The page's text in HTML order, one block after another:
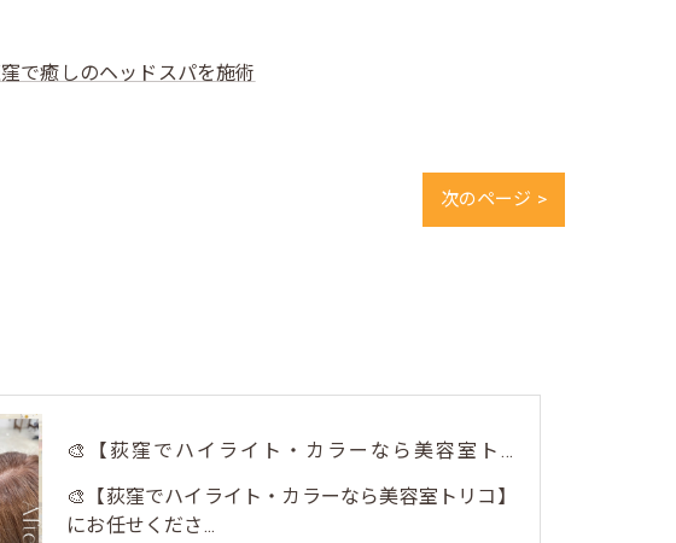
で癒しのヘッドスパを施術
次のページ >
🎨【荻窪でハイライト・カラーなら美容室トリコ】にお任せくださ...
🎨【荻窪でハイライト・カラーなら美容室トリコ】
にお任せくださ...